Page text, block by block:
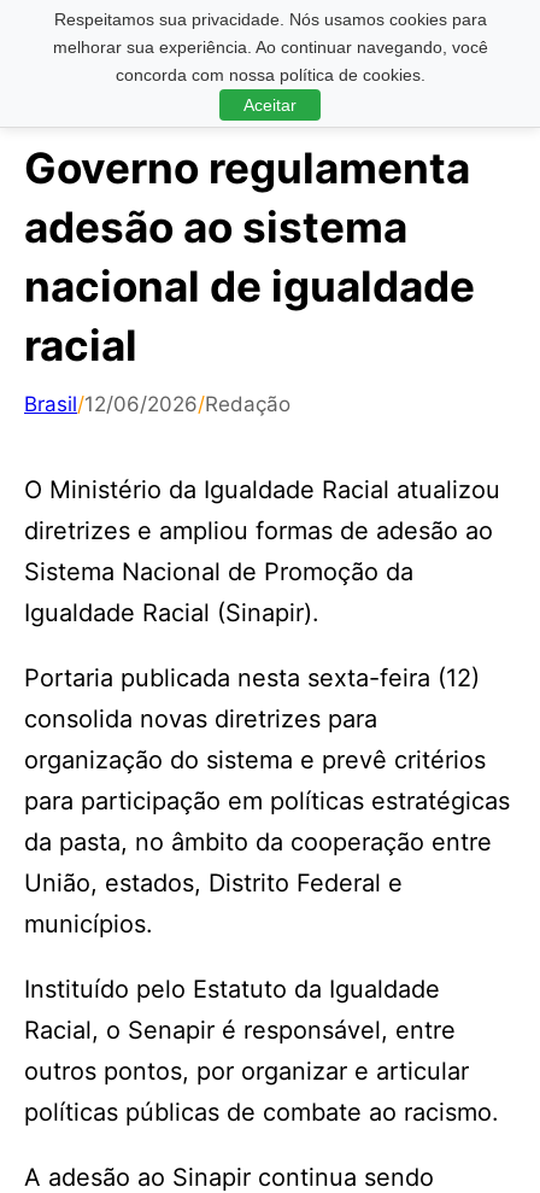
Respeitamos sua privacidade. Nós usamos cookies para
melhorar sua experiência. Ao continuar navegando, você
concorda com nossa política de cookies.
Aceitar
Pesquisar ...
Governo regulamenta
adesão ao sistema
nacional de igualdade
racial
Brasil/12/06/2026/Redação
O Ministério da Igualdade Racial atualizou
diretrizes e ampliou formas de adesão ao
Sistema Nacional de Promoção da
Igualdade Racial (Sinapir).
Portaria publicada nesta sexta-feira (12)
consolida novas diretrizes para
organização do sistema e prevê critérios
para participação em políticas estratégicas
da pasta, no âmbito da cooperação entre
União, estados, Distrito Federal e
municípios.
Instituído pelo Estatuto da Igualdade
Racial, o Senapir é responsável, entre
outros pontos, por organizar e articular
políticas públicas de combate ao racismo.
A adesão ao Sinapir continua sendo